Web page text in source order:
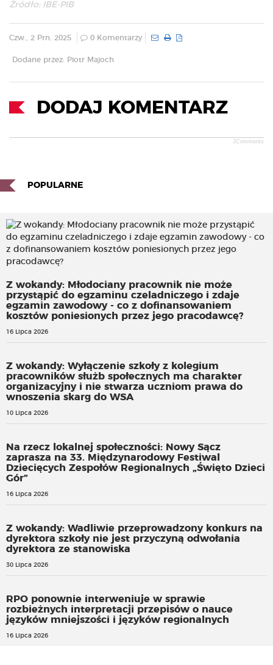
Źródło: IBE-PIB
Czw., 2 Prn. 2025 0 Komentarzy
Dodane przez: Piotr Majoch
DODAJ KOMENTARZ
JComments
POPULARNE
Z wokandy: Młodociany pracownik nie może
przystąpić do egzaminu czeladniczego i zdaje
egzamin zawodowy - co z dofinansowaniem
kosztów poniesionych przez jego pracodawcę?
16 Lipca 2026
Z wokandy: Wyłączenie szkoły z kolegium
pracowników służb społecznych ma charakter
organizacyjny i nie stwarza uczniom prawa do
wnoszenia skarg do WSA
10 Lipca 2026
Na rzecz lokalnej społeczności: Nowy Sącz
zaprasza na 33. Międzynarodowy Festiwal
Dziecięcych Zespołów Regionalnych „Święto Dzieci
Gór”
16 Lipca 2026
Z wokandy: Wadliwie przeprowadzony konkurs na
dyrektora szkoły nie jest przyczyną odwołania
dyrektora ze stanowiska
30 Lipca 2026
RPO ponownie interweniuje w sprawie
rozbieżnych interpretacji przepisów o nauce
języków mniejszości i języków regionalnych
16 Lipca 2026